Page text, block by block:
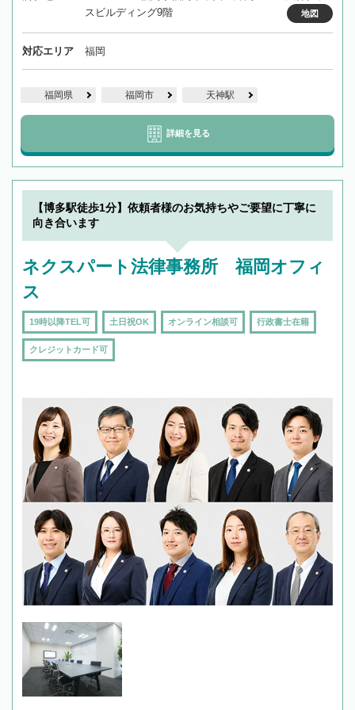
スビルディング9階
地図
対応エリア 福岡
福岡県 福岡市 天神駅
詳細を見る
【博多駅徒歩1分】依頼者様のお気持ちやご要望に丁寧に
向き合います
ネクスパート法律事務所 福岡オフィ
ス
19時以降TEL可 土日祝OK オンライン相談可 行政書士在籍
クレジットカード可